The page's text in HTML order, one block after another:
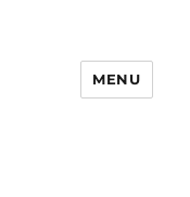
MENU